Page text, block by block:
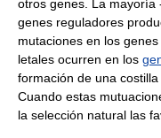
otros genes. La mayoría
genes reguladores
mutaciones en los
letales ocurren en los
formación de una
Cuando estas
la selección natural las